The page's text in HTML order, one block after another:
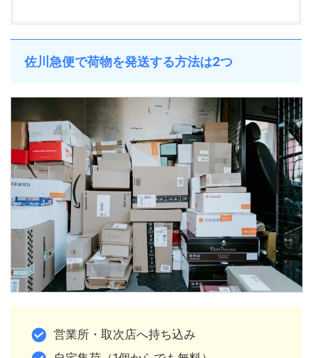
佐川急便で荷物を発送する方法は2つ
営業所・取次店へ持ち込み